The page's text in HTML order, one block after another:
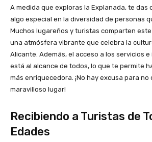
A medida que exploras la Explanada, te das
algo especial en la diversidad de personas
Muchos lugareños y turistas comparten
una atmósfera vibrante que celebra la
Alicante. Además, el acceso a los servicios
está al alcance de todos, lo que te permite
más enriquecedora. ¡No hay excusa para
maravilloso lugar!
Recibiendo a Turistas de
Edades